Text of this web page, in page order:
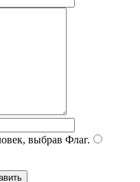
выбрав Флаг.